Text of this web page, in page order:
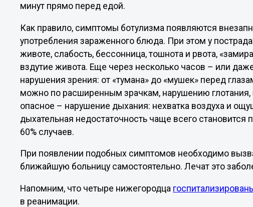
минут прямо перед едой.
Как правило, симптомы ботулизма появляются
употребления зараженного блюда. При этом у
животе, слабость, бессонница, тошнота и рвота,
вздутие живота. Еще через несколько часов – или
нарушения зрения: от «тумана» до «мушек» перед
можно по расширенным зрачкам, нарушению
опасное – нарушение дыхания: нехватка воздуха и
дыхательная недостаточность чаще всего становится
60% случаев.
При появлении подобных симптомов необходимо
ближайшую больницу самостоятельно. Лечат это
Напомним, что четыре нижегородца
в реанимации.